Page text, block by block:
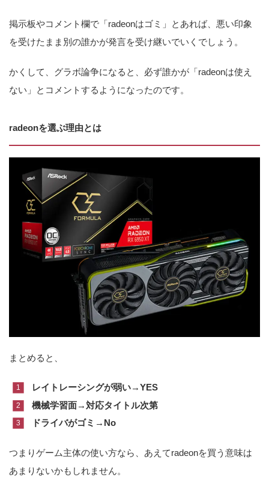
掲示板やコメント欄で「radeonはゴミ」とあれば、悪い印象
を受けたまま別の誰かが発言を受け継いでいくでしょう。
かくして、グラボ論争になると、必ず誰かが「radeonは使え
ない」とコメントするようになったのです。
radeonを選ぶ理由とは
まとめると、
レイトレーシングが弱い→YES
機械学習面→対応タイトル次第
ドライバがゴミ→No
つまりゲーム主体の使い方なら、あえてradeonを買う意味は
あまりないかもしれません。